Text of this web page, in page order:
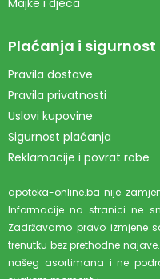
Majke i djeca
Plaćanja i sigurnost
Pravila dostave
Pravila privatnosti
Uslovi kupovine
Sigurnost plaćanja
Reklamacije i povrat robe
apoteka-online.ba nije
Informacije na stranici ne
Zadržavamo pravo izmjene
trenutku bez prethodne
našeg asortimana i ne